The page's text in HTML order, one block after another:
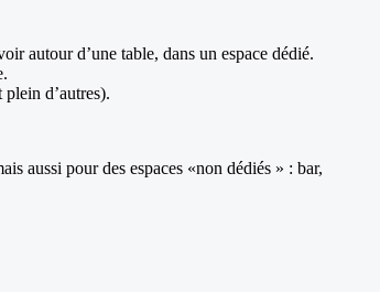
autour d’une table, dans un espace dédié.
d’autres).
aussi pour des espaces «non dédiés » : bar,